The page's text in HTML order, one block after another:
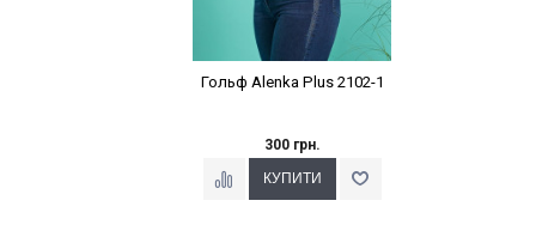
Гольф Alenka Plus 2102-1
300 грн.